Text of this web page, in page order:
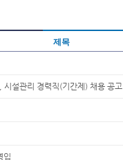
제목
설관리 경력직(기간제) 채용 공고
입